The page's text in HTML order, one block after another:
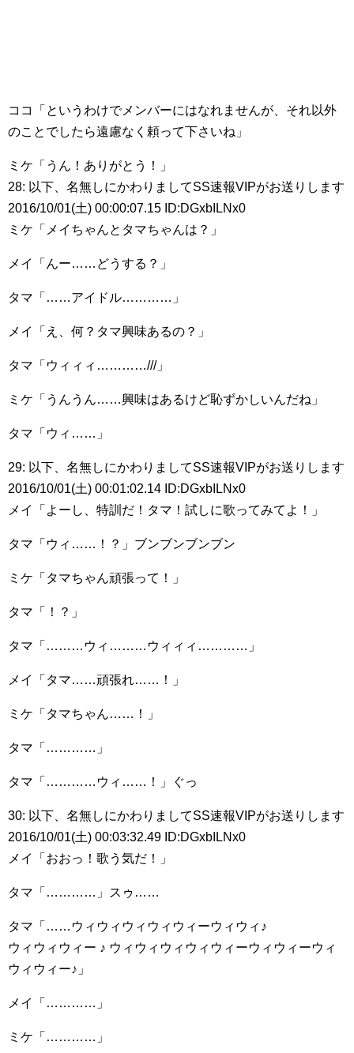
ココ「というわけでメンバーにはなれませんが、それ以外
のことでしたら遠慮なく頼って下さいね」
ミケ「うん！ありがとう！」
28: 以下、名無しにかわりましてSS速報VIPがお送りします
2016/10/01(土) 00:00:07.15 ID:DGxbILNx0
ミケ「メイちゃんとタマちゃんは？」
メイ「んー……どうする？」
タマ「……アイドル…………」
メイ「え、何？タマ興味あるの？」
タマ「ウィィィ…………///」
ミケ「うんうん……興味はあるけど恥ずかしいんだね」
タマ「ウィ……」
29: 以下、名無しにかわりましてSS速報VIPがお送りします
2016/10/01(土) 00:01:02.14 ID:DGxbILNx0
メイ「よーし、特訓だ！タマ！試しに歌ってみてよ！」
タマ「ウィ……！？」ブンブンブンブン
ミケ「タマちゃん頑張って！」
タマ「！？」
タマ「………ウィ………ウィィィ…………」
メイ「タマ……頑張れ……！」
ミケ「タマちゃん……！」
タマ「…………」
タマ「…………ウィ……！」ぐっ
30: 以下、名無しにかわりましてSS速報VIPがお送りします
2016/10/01(土) 00:03:32.49 ID:DGxbILNx0
メイ「おおっ！歌う気だ！」
タマ「…………」スゥ……
タマ「……ウィウィウィウィウィーウィウィ♪
ウィウィウィー ♪ ウィウィウィウィウィーウィウィーウィ
ウィウィー♪」
メイ「…………」
ミケ「…………」